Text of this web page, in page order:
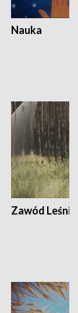
Nauka
Zawód Leśnik